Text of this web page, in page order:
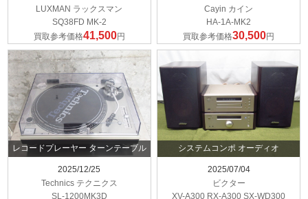
LUXMAN ラックスマン
SQ38FD MK-2
買取参考価格41,500円
Cayin カイン
HA-1A-MK2
買取参考価格30,500円
レコードプレーヤー ターンテーブル
2025/12/25
Technics テクニクス
SL-1200MK3D
システムコンポ オーディオ
2025/07/04
ビクター
XV-A300 RX-A300 SX-WD300